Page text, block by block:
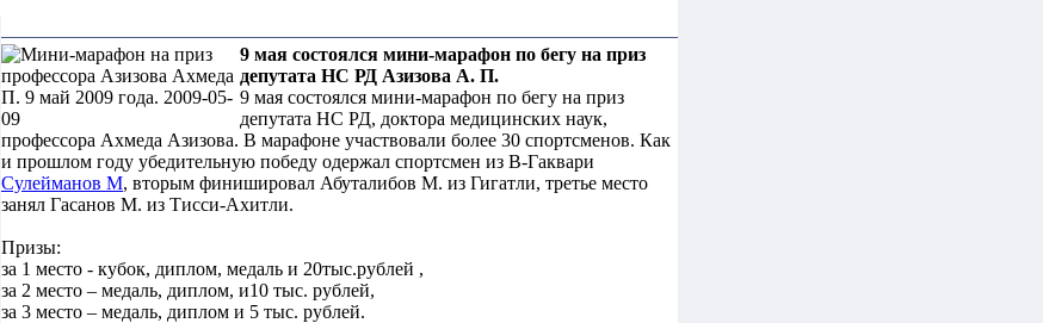
9 мая состоялся мини-марафон по бегу на приз
депутата НС РД Азизова А. П.
9 мая состоялся мини-марафон по бегу на приз
депутата НС РД, доктора медицинских наук,
профессора Ахмеда Азизова. В марафоне участвовали более 30 спортсменов. Как
и прошлом году убедительную победу одержал спортсмен из В-Гаквари
Сулейманов М, вторым финишировал Абуталибов М. из Гигатли, третье место
занял Гасанов М. из Тисси-Ахитли.
Призы:
за 1 место - кубок, диплом, медаль и 20тыс.рублей ,
за 2 место – медаль, диплом, и10 тыс. рублей,
за 3 место – медаль, диплом и 5 тыс. рублей.